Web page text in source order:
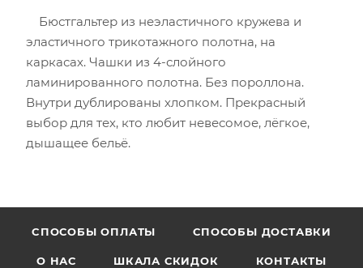
Бюстгальтер из неэластичного кружева и
эластичного трикотажного полотна, на
каркасах. Чашки из 4-слойного
ламинированного полотна. Без пороллона.
Внутри дублированы хлопком. Прекрасный
выбор для тех, кто любит невесомое, лёгкое,
дышащее бельё.
CПОСОБЫ ОПЛАТЫ СПОСОБЫ ДОСТАВКИ
О НАС ШКАЛА СКИДОК КОНТАКТЫ